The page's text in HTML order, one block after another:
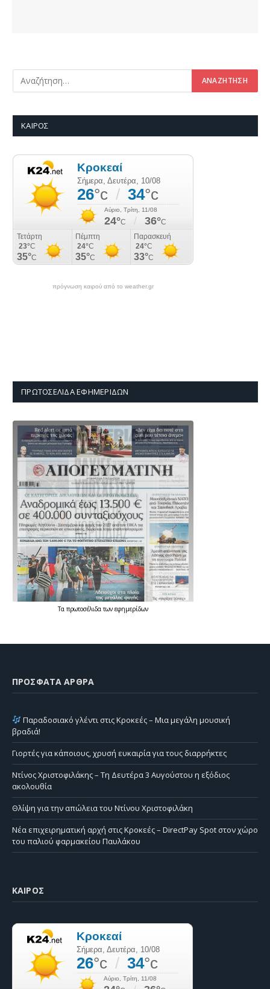
ΚΑΙΡΌΣ
πρόγνωση καιρού από το weather.gr
ΠΡΩΤΟΣΈΛΙΔΑ ΕΦΗΜΕΡΊΔΩΝ
Τα πρωτοσέλιδατων εφημερίδων
ΠΡΌΣΦΑΤΑ ΆΡΘΡΑ
Παραδοσιακό γλέντι στις Κροκεές – Μια μεγάλη μουσική
βραδιά!
Γιορτές για κάποιους, χρυσή ευκαιρία για τους διαρρήκτες
Ντίνος Χριστοφιλάκης – Τη Δευτέρα 3 Αυγούστου η εξόδιος
ακολουθία
Θλίψη για την απώλεια του Ντίνου Χριστοφιλάκη
Νέα επιχειρηματική αρχή στις Κροκεές – DirectPay Spot στον χώρο
του παλιού φαρμακείου Παυλάκου
ΚΑΙΡΌΣ